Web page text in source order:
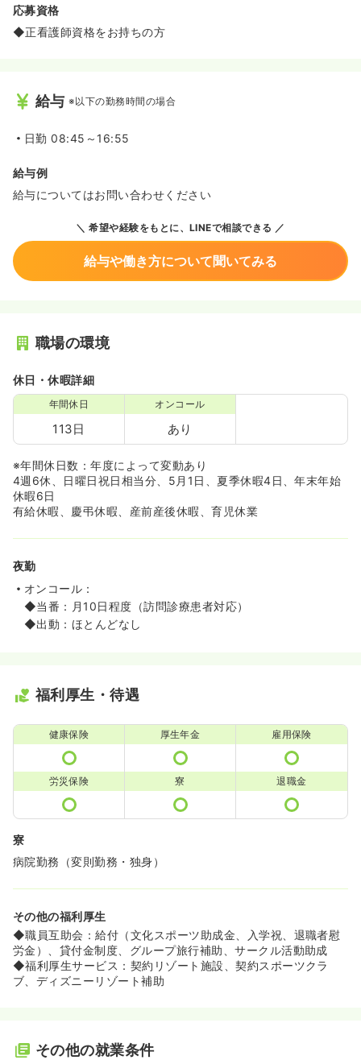
応募資格
◆正看護師資格をお持ちの方
給与 ※以下の勤務時間の場合
日勤 08:45～16:55
給与例
給与についてはお問い合わせください
希望や経験をもとに、LINEで相談できる
給与や働き方について聞いてみる
職場の環境
休日・休暇詳細
年間休日
113日
オンコール
あり
※年間休日数：年度によって変動あり
4週6休、日曜日祝日相当分、5月1日、夏季休暇4日、年末年始
休暇6日
有給休暇、慶弔休暇、産前産後休暇、育児休業
夜勤
オンコール：
◆当番：月10日程度（訪問診療患者対応）
◆出動：ほとんどなし
福利厚生・待遇
健康保険 厚生年金 雇用保険
労災保険 寮 退職金
寮
病院勤務（変則勤務・独身）
その他の福利厚生
◆職員互助会：給付（文化スポーツ助成金、入学祝、退職者慰
労金）、貸付金制度、グループ旅行補助、サークル活動助成
◆福利厚生サービス：契約リゾート施設、契約スポーツクラ
ブ、ディズニーリゾート補助
その他の就業条件